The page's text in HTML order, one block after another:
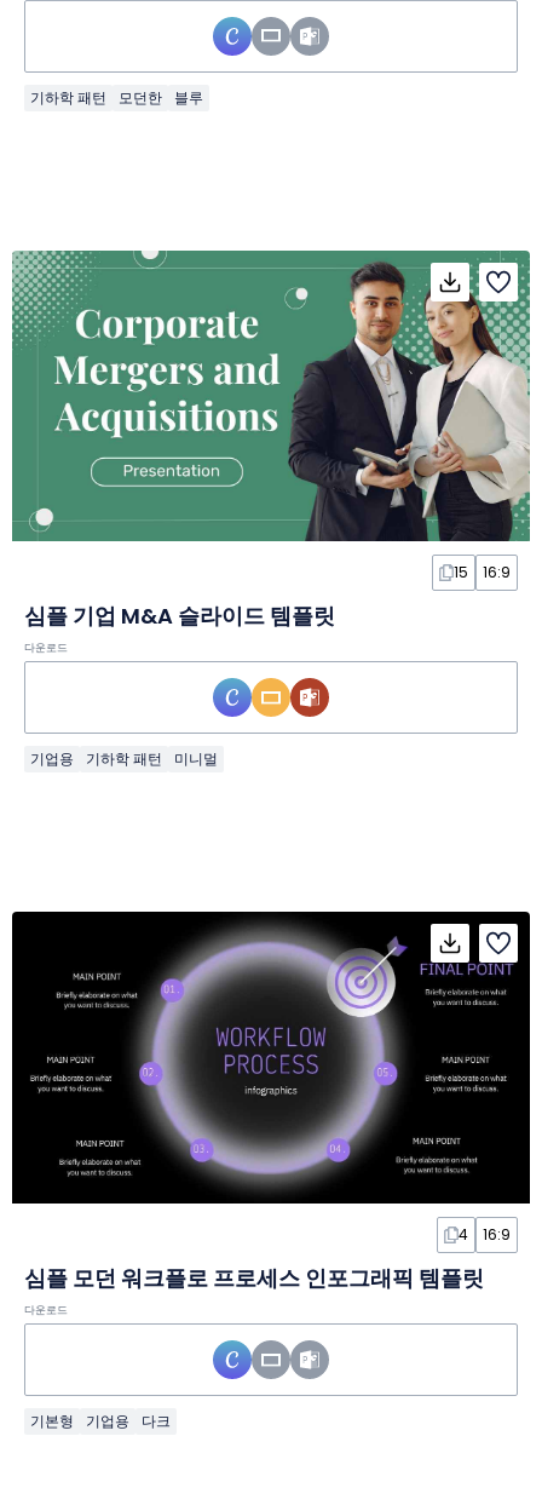
기하학 패턴 모던한 블루
15 16:9
심플 기업 M&A 슬라이드 템플릿
다운로드
기업용 기하학 패턴 미니멀
4 16:9
심플 모던 워크플로 프로세스 인포그래픽 템플릿
다운로드
기본형 기업용 다크